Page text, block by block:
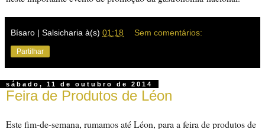
Bísaro | Salsicharia à(s) 01:18 Sem comentários:
Partilhar
sábado, 11 de outubro de 2014
Feira de Produtos de Léon
Este fim-de-semana, rumamos até Léon, para a feira de produtos de